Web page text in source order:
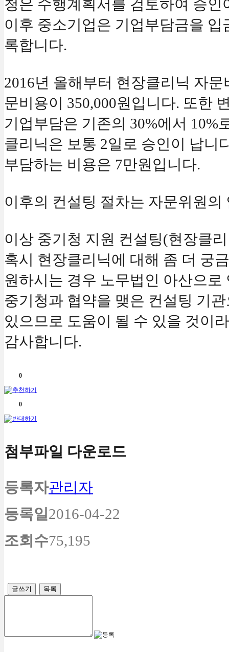
청은 수행계획서를 검토하여 승인
이후 중소기업은 기업부담금을
록합니다.
2016년 올해부터 현장클리닉 자
문비용이 350,000원입니다. 또한
기업부담은 기존의 30%에서 10%
클리닉은 보통 2일로 승인이 납니
부담하는 비용은 7만원입니다.
이후의 컨설팅 절차는 자문위원
이상 중기청 지원 컨설팅(현장클
혹시 현장클리닉에 대해 좀 더 궁
원하시는 경우 노무법인 아산으
중기청과 협약을 맺은 컨설팅 기
있으므로 도움이 될 수 있을 것이
감사합니다.
0
0
첨부파일 다운로드
등록자관리자
등록일 2016-04-22
조회수75,195
글쓰기 목록